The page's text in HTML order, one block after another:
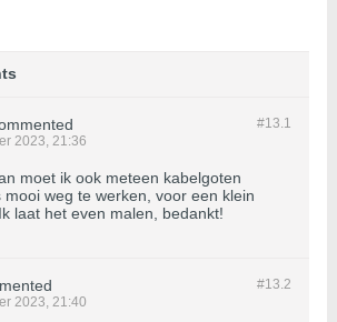
#13.1
2023, 21:36
moet ik ook meteen kabelgoten
mooi weg te werken, voor een klein
laat het even malen, bedankt!
#13.2
2023, 21:40